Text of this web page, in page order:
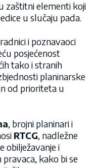
zaštitni elementi koji
u slučaju pada.
i poznavaoci
posjećenost
tako i stranih
planinarske
od prioriteta u
, brojni planinari i
RTCG, nadležne
obilježavanje i
kako bi se